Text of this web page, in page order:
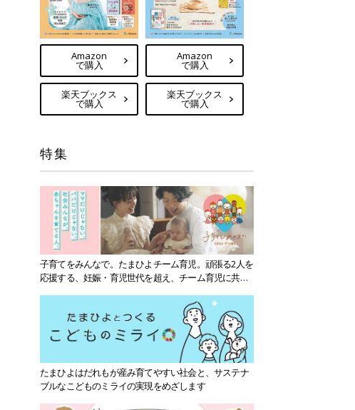
Amazon
で購入
楽天ブックス
で購入
Amazon
で購入
楽天ブックス
で購入
特集
子育てをみんなで。たまひよチーム育児。頑張る2人を
応援する、妊娠・育児世代を超え、チーム育児に共感
たまひよはだれもが産み育てやすい社会と、サステナ
ブルなこどものミライの実現をめざします